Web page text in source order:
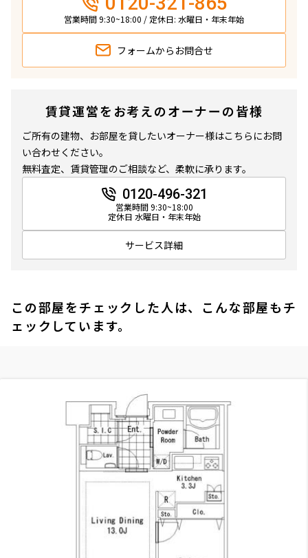
営業時間 9:30~18:00 / 定休日: 水曜日・年末年始
フォームから お問合せ
賃貸運営をお考えのオーナーの皆様
ご所有の建物、お部屋を貸したいオーナー様はこちらにお問
い合わせください。
無料査定、賃貸管理のご相談など、柔軟に承ります。
0120-496-321
営業時間 9:30~18:00
定休日 水曜日・年末年始
サービス詳細
この部屋をチェックした人は、こんな部屋もチ
ェックしています。